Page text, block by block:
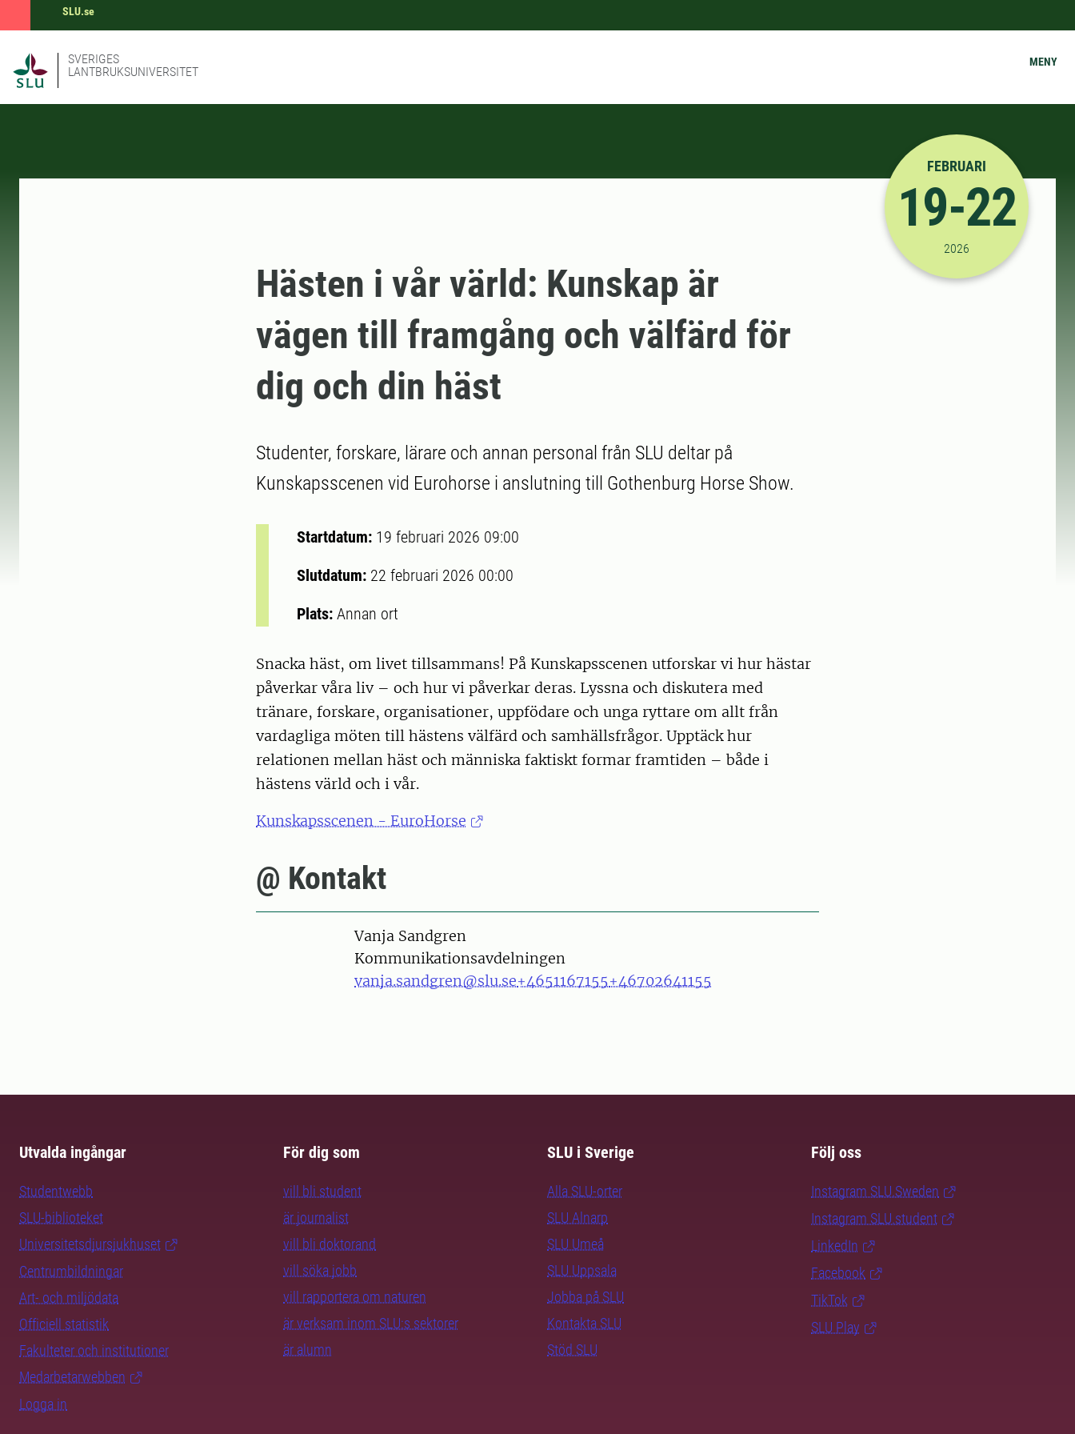
SLU.se
SVERIGES
LANTBRUKSUNIVERSITET
MENY
2026-02-19 09:00:00
FEBRUARI
19-22
2026
Hästen i vår värld: Kunskap är
vägen till framgång och välfärd för
dig och din häst
Studenter, forskare, lärare och annan personal från SLU deltar på
Kunskapsscenen vid Eurohorse i anslutning till Gothenburg Horse Show.
Startdatum: 19 februari 2026 09:00
Slutdatum: 22 februari 2026 00:00
Plats: Annan ort
Snacka häst, om livet tillsammans! På Kunskapsscenen utforskar vi hur hästar
påverkar våra liv – och hur vi påverkar deras. Lyssna och diskutera med
tränare, forskare, organisationer, uppfödare och unga ryttare om allt från
vardagliga möten till hästens välfärd och samhällsfrågor. Upptäck hur
relationen mellan häst och människa faktiskt formar framtiden – både i
hästens värld och i vår.
Kunskapsscenen - EuroHorse
@ Kontakt
PersonVanja Sandgren
Kommunikationsavdelningen
vanja.sandgren@slu.se+4651167155+46702641155
Utvalda ingångar
Studentwebb
SLU-biblioteket
Universitetsdjursjukhuset
Centrumbildningar
Art- och miljödata
Officiell statistik
Fakulteter och institutioner
Medarbetarwebben
Logga in
För dig som
vill bli student
är journalist
vill bli doktorand
vill söka jobb
vill rapportera om naturen
är verksam inom SLU:s sektorer
är alumn
SLU i Sverige
Alla SLU-orter
SLU Alnarp
SLU Umeå
SLU Uppsala
Jobba på SLU
Kontakta SLU
Stöd SLU
Följ oss
Instagram SLU.Sweden
Instagram SLU.student
LinkedIn
Facebook
TikTok
SLU Play